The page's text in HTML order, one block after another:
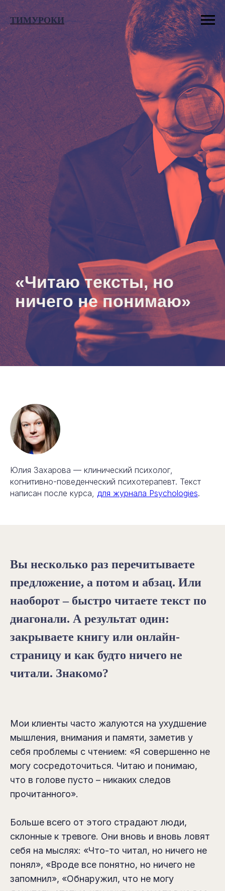
ТИМУРОКИ
«Читаю тексты, но
ничего не понимаю»
Юлия Захарова — клинический психолог,
когнитивно-поведенческий психотерапевт. Текст
написан после курса, для журнала Psychologies.
Вы несколько раз перечитываете
предложение, а потом и абзац. Или
наоборот – быстро читаете текст по
диагонали. А результат один:
закрываете книгу или онлайн-
страницу и как будто ничего не
читали. Знакомо?
Мои клиенты часто жалуются на ухудшение
мышления, внимания и памяти, заметив у
себя проблемы с чтением: «Я совершенно не
могу сосредоточиться. Читаю и понимаю,
что в голове пусто – никаких следов
прочитанного».
Больше всего от этого страдают люди,
склонные к тревоге. Они вновь и вновь ловят
себя на мыслях: «Что-то читал, но ничего не
понял», «Вроде все понятно, но ничего не
запомнил», «Обнаружил, что не могу